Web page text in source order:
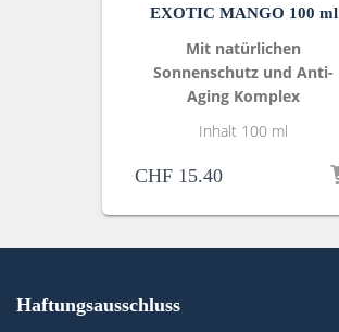
EXOTIC MANGO 100 ml
Mit natürlichen
Sonnenschutz und Anti-
Aging Komplex
Inhalt 100 ml
CHF 15.40
Haftungsausschluss